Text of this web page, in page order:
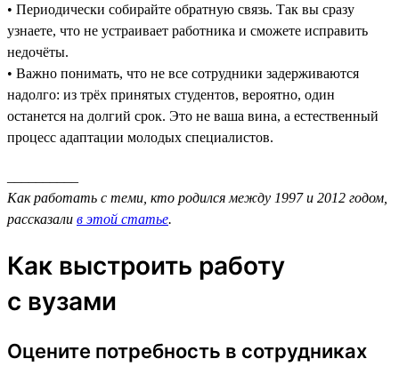
• Периодически собирайте обратную связь. Так вы сразу
узнаете, что не устраивает работника и сможете исправить
недочёты.
• Важно понимать, что не все сотрудники задерживаются
надолго: из трёх принятых студентов, вероятно, один
останется на долгий срок. Это не ваша вина, а естественный
процесс адаптации молодых специалистов.
Как работать с теми, кто родился между 1997 и 2012 годом,
рассказали в этой статье.
Как выстроить работу
с вузами
Оцените потребность в сотрудниках